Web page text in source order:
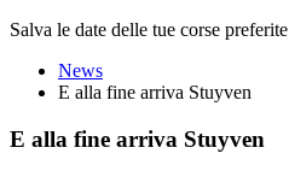
Salva le date delle tue corse preferite
News
E alla fine arriva Stuyven
E alla fine arriva Stuyven